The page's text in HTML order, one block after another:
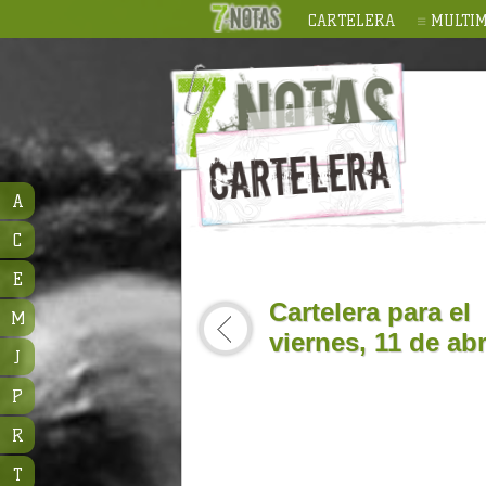
CARTELERA
Cartelera para el
viernes, 11 de
A
C
E
M
J
P
R
T